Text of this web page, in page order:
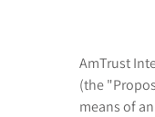
AmTrust
(the
means of